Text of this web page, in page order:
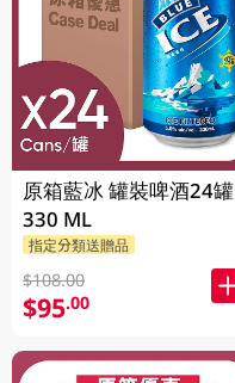
原箱藍冰 罐裝啤酒24罐
330 ML
指定分類送贈品
$108.00
$95.00